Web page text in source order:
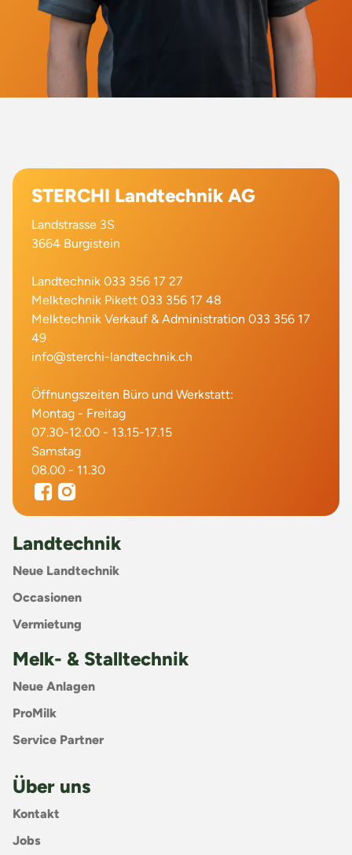
STERCHI Landtechnik AG
Landstrasse 3S
3664 Burgistein
Landtechnik 033 356 17 27
Melktechnik Pikett 033 356 17 48
Melktechnik Verkauf & Administration 033 356 17
49
info@sterchi-landtechnik.ch
Öffnungszeiten Büro und Werkstatt:
Montag - Freitag
07.30-12.00 - 13.15-17.15
Samstag
08.00 - 11.30
Landtechnik
Neue Landtechnik
Occasionen
Vermietung
Melk- & Stalltechnik
Neue Anlagen
ProMilk
Service Partner
Über uns
Kontakt
Jobs